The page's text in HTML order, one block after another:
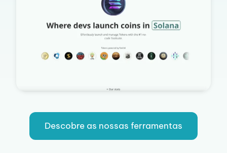
Descobre as nossas ferramentas